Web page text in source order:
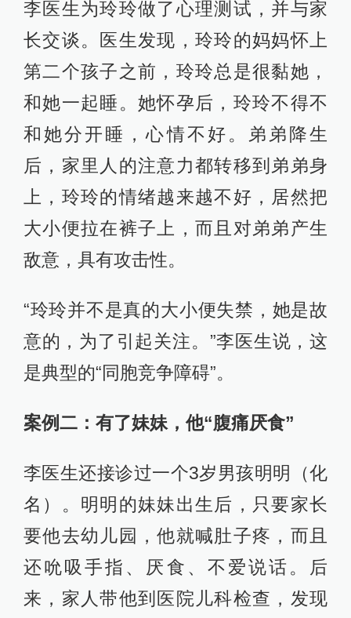
李医生为玲玲做了心理测试，并与家
长交谈。医生发现，玲玲的妈妈怀上
第二个孩子之前，玲玲总是很黏她，
和她一起睡。她怀孕后，玲玲不得不
和她分开睡，心情不好。弟弟降生
后，家里人的注意力都转移到弟弟身
上，玲玲的情绪越来越不好，居然把
大小便拉在裤子上，而且对弟弟产生
敌意，具有攻击性。
“玲玲并不是真的大小便失禁，她是故
意的，为了引起关注。”李医生说，这
是典型的“同胞竞争障碍”。
案例二：有了妹妹，他“腹痛厌食”
李医生还接诊过一个3岁男孩明明（化
名）。明明的妹妹出生后，只要家长
要他去幼儿园，他就喊肚子疼，而且
还吮吸手指、厌食、不爱说话。后
来，家人带他到医院儿科检查，发现